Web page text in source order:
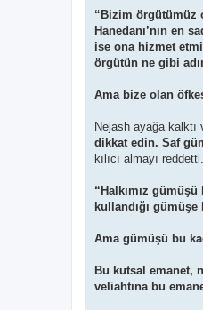
“Bizim örgütümüz
Hanedanı’nın en
ise ona hizmet
örgütün ne gibi
Ama bize olan
Nejash ayağa kalktı
dikkat edin. Saf
kılıcı almayı reddetti.
“Halkımız
kullandığı gümüşe
Ama gümüşü bu
Bu kutsal emanet,
veliahtına bu